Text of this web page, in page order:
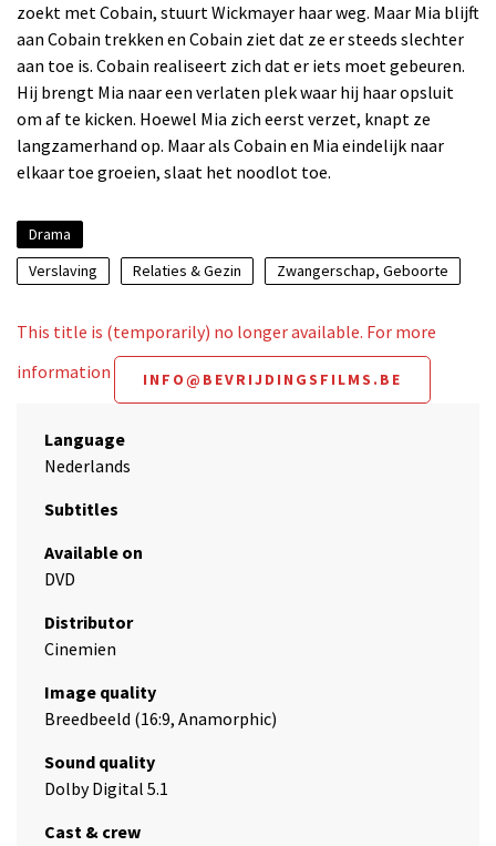
zoekt met Cobain, stuurt Wickmayer haar weg. Maar Mia blijft
aan Cobain trekken en Cobain ziet dat ze er steeds slechter
aan toe is. Cobain realiseert zich dat er iets moet gebeuren.
Hij brengt Mia naar een verlaten plek waar hij haar opsluit
om af te kicken. Hoewel Mia zich eerst verzet, knapt ze
langzamerhand op. Maar als Cobain en Mia eindelijk naar
elkaar toe groeien, slaat het noodlot toe.
Drama
Verslaving
Relaties & Gezin Zwangerschap, Geboorte
This title is (temporarily) no longer available. For more
information
INFO@BEVRIJDINGSFILMS.BE
Language
Nederlands
Subtitles
Available on
DVD
Distributor
Cinemien
Image quality
Breedbeeld (16:9, Anamorphic)
Sound quality
Dolby Digital 5.1
Cast & crew